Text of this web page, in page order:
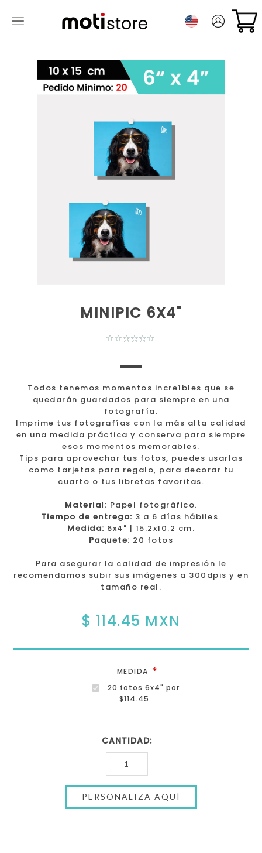
MINIPIC 6X4"
Todos tenemos momentos increíbles que se
quedarán guardados para siempre en una
fotografía.
Imprime tus fotografías con la más alta calidad
en una medida práctica y conserva para siempre
esos momentos memorables.
Tips para aprovechar tus fotos, puedes usarlas
como tarjetas para regalo, para decorar tu
cuarto o tus libretas favoritas.
Material: Papel fotográfico.
Tiempo de entrega: 3 a 6 días hábiles.
Medida: 6x4" | 15.2x10.2 cm.
Paquete: 20 fotos
Para asegurar la calidad de impresión le
recomendamos subir sus imágenes a 300dpis y en
tamaño real.
$ 114.45 MXN
MEDIDA *
20 fotos 6x4" por
$114.45
CANTIDAD: